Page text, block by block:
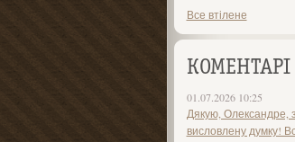
Все втілене
КОМЕНТАРІ
01.07.2026 10:25
Дякую, Олександре,
висловлену думку!